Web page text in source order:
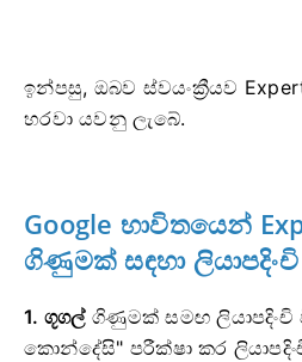
ඉන්පසු, ඔබව ස්වයංක්‍රීයව
හරවා යවනු ලැබේ.
Google භාවිතයෙන්
ගිණුමක් සඳහා
1. ගූගල්ගිණුමක් සමඟ ලියාපදිංචි
කොන්දේසි" පරීක්ෂා කර